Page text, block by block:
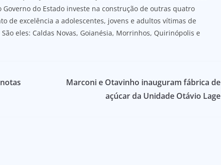
do Estado investe na construção de outras quatro
de excelência a adolescentes, jovens e adultos vítimas de
eles: Caldas Novas, Goianésia, Morrinhos, Quirinópolis e
Marconi e Otavinho inauguram fábrica de
açúcar da Unidade Otávio Lage